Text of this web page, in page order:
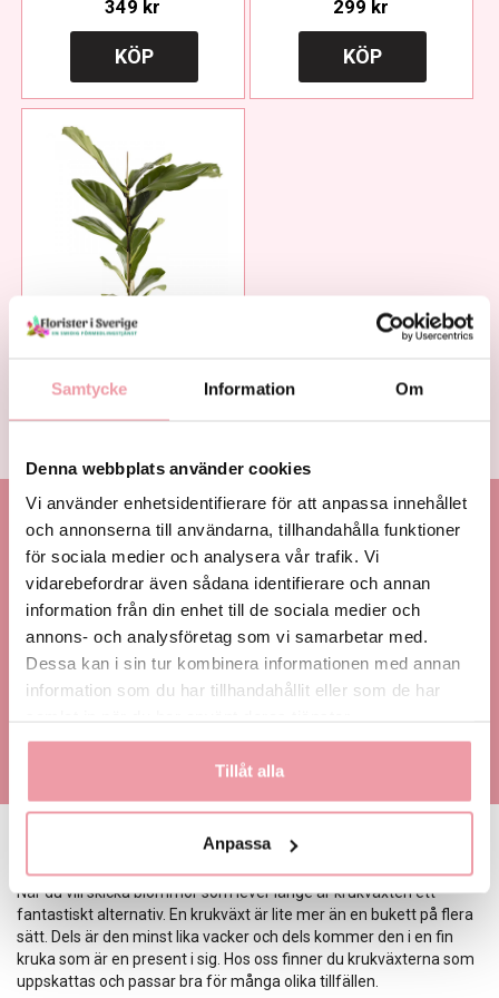
Samtycke Information Om
Denna webbplats använder cookies
Vi använder enhetsidentifierare för att anpassa innehållet
och annonserna till användarna, tillhandahålla funktioner
för sociala medier och analysera vår trafik. Vi
vidarebefordrar även sådana identifierare och annan
information från din enhet till de sociala medier och
annons- och analysföretag som vi samarbetar med.
Dessa kan i sin tur kombinera informationen med annan
information som du har tillhandahållit eller som de har
Tillåt alla
Anpassa
349 kr
KÖP
299 kr
KÖP
Fiolfikus
279 kr
KÖP
Leverans samma dag!
Blommorna överlämnas personligen i hand på mottagaren.
100% nöjd kundgaranti
Vi garanterar färska och hållbara blommor vid leverans.
Leveranser i Sverige och utomlands
Dina begravningsblommor levereras i god tid före
begravningen börjar direkt till kyrkan.
Sköna gröna växter
När du vill skicka blommor som lever länge är krukväxten ett
fantastiskt alternativ. En krukväxt är lite mer än en bukett på flera
sätt. Dels är den minst lika vacker och dels kommer den i en fin
kruka som är en present i sig. Hos oss finner du krukväxterna som
uppskattas och passar bra för många olika tillfällen.